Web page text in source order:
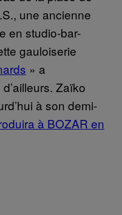
une ancienne
en studio-bar-
gauloiserie
» a
Zaïko
à son demi-
à BOZAR en